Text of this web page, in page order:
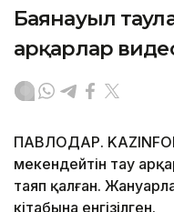
Баянауыл
арқарлар
ПАВЛОДАР.
мекендейтін тау
таяп қалған.
кітабына енгізілген.